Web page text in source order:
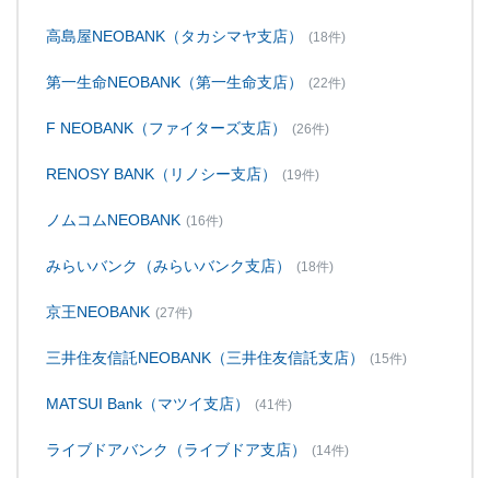
高島屋NEOBANK（タカシマヤ支店） (18件)
第一生命NEOBANK（第一生命支店） (22件)
F NEOBANK（ファイターズ支店） (26件)
RENOSY BANK（リノシー支店） (19件)
ノムコムNEOBANK (16件)
みらいバンク（みらいバンク支店） (18件)
京王NEOBANK (27件)
三井住友信託NEOBANK（三井住友信託支店） (15件)
MATSUI Bank（マツイ支店） (41件)
ライブドアバンク（ライブドア支店） (14件)